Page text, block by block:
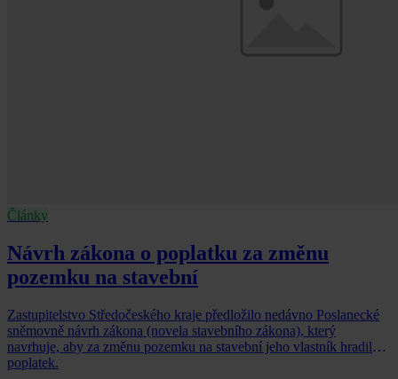
Články
Návrh zákona o poplatku za změnu
pozemku na stavební
Zastupitelstvo Středočeského kraje předložilo nedávno Poslanecké
sněmovně návrh zákona (novela stavebního zákona), který
navrhuje, aby za změnu pozemku na stavební jeho vlastník hradil
poplatek.